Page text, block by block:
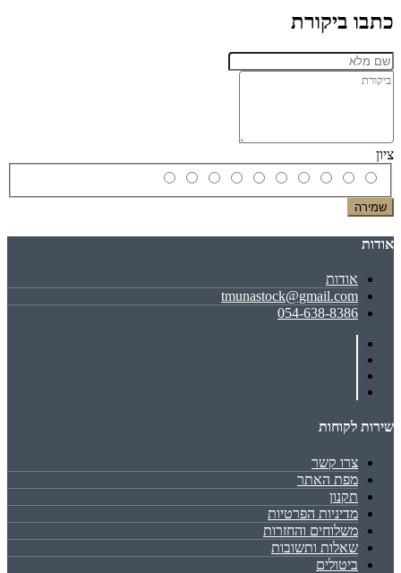
כתבו ביקורת
ציון
שמירה
אודות
אודות
tmunastock@gmail.com
054-638-8386
שירות לקוחות
צרו קשר
מפת האתר
תקנון
מדיניות הפרטיות
משלוחים והחזרות
שאלות ותשובות
ביטולים